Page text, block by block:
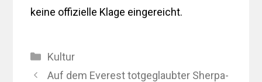
keine offizielle Klage eingereicht.
Kategorien
Kultur
Auf dem Everest totgeglaubter Sherpa-